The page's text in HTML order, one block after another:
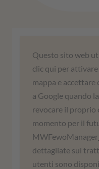
Abbiamo
consenso
Utilizziamo un
incorporare i
servizio può
attività.
utilizzare il
Questo sito web
clic qui per
mappa e accettare
a Google quando
revocare il proprio
momento per il
dettagliate sul
utenti sono